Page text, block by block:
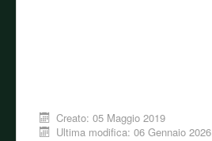
Creato: 05 Maggio 2019
Ultima modifica: 06 Gennaio 2026